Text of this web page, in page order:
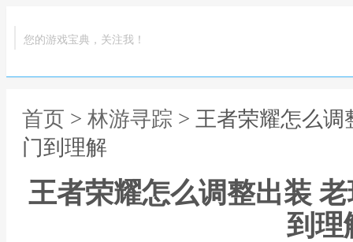
您的游戏宝典，关注我！
首页 > 林游寻踪 > 王者荣耀怎么
门到理解
王者荣耀怎么调整出装
到理